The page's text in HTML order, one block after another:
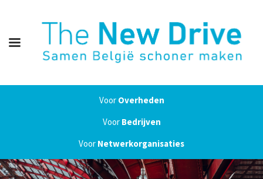
Voor Overheden
Voor Bedrijven
Voor Netwerkorganisaties